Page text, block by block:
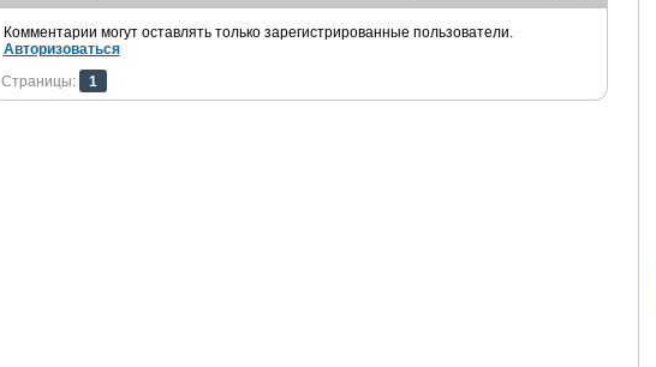
Комментарии могут оставлять только зарегистрированные пользователи.
Авторизоваться
Страницы:
1